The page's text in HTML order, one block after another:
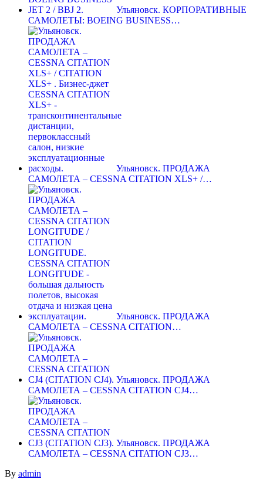
Ульяновск. КОРПОРАТИВНЫЕ
САМОЛЕТЫ: BOEING BUSINESS…
Ульяновск. ПРОДАЖА
САМОЛЕТА – CESSNA CITATION XLS+ /…
Ульяновск. ПРОДАЖА
САМОЛЕТА – CESSNA CITATION…
Ульяновск. ПРОДАЖА
САМОЛЕТА – CESSNA CITATION CJ4…
Ульяновск. ПРОДАЖА
САМОЛЕТА – CESSNA CITATION CJ3…
By admin